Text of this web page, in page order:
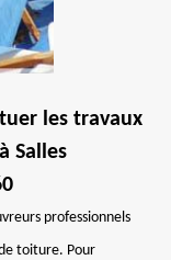
les travaux
Salles
professionnels
toiture. Pour